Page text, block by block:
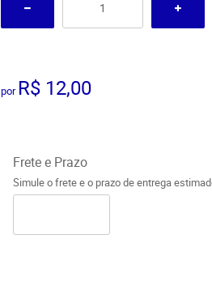
por R$ 12,00
Frete e Prazo
Simule o frete e o prazo de entrega